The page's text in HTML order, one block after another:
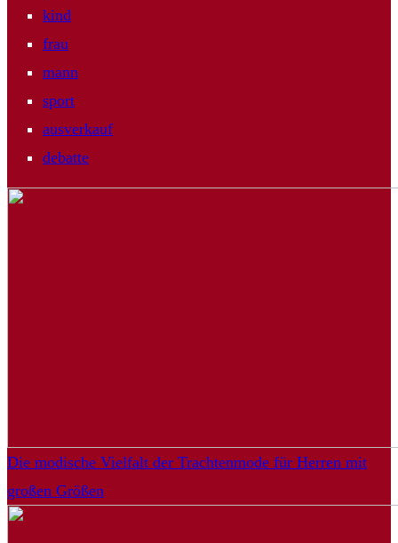
kind
frau
mann
sport
ausverkauf
debatte
Die modische Vielfalt der Trachtenmode für Herren mit
großen Größen